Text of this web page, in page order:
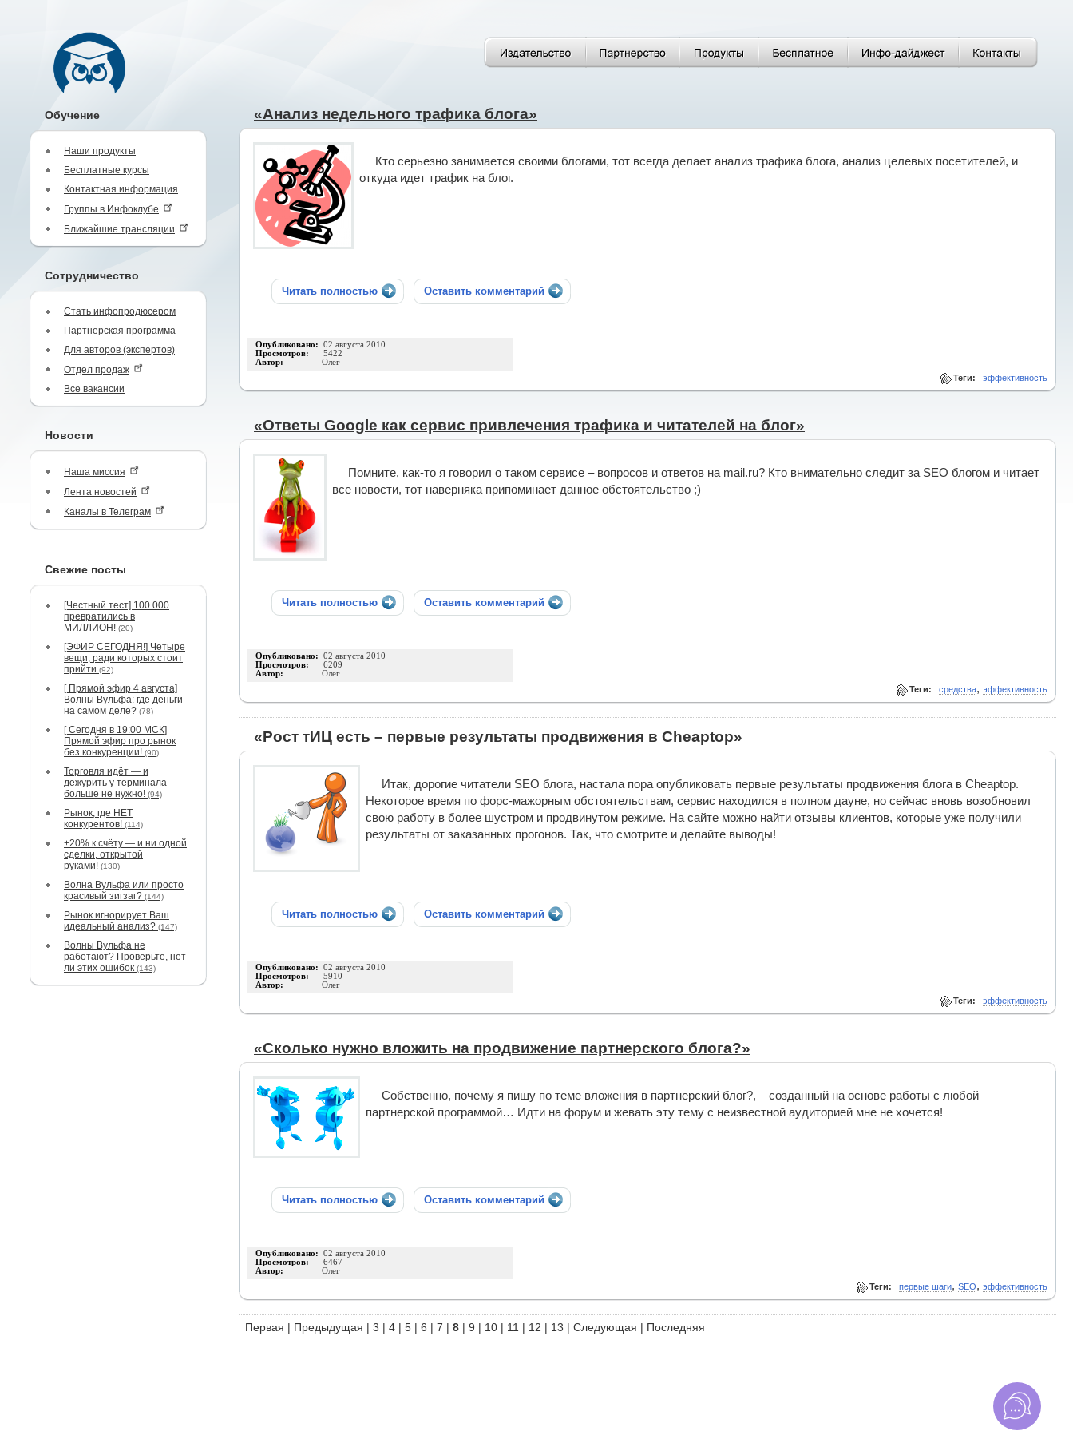
Обучение
Наши продукты
Бесплатные курсы
Контактная информация
Группы в Инфоклубе
Ближайшие трансляции
Сотрудничество
Стать инфопродюсером
Партнерская программа
Для авторов (экспертов)
Отдел продаж
Все вакансии
Новости
Наша миссия
Лента новостей
Каналы в Телеграм
Свежие посты
[Честный тест] 100 000
превратились в
МИЛЛИОН! (20)
[ЭФИР СЕГОДНЯ!] Четыре
вещи, ради которых стоит
прийти (92)
[ Прямой эфир 4 августа]
Волны Вульфа: где деньги
на самом деле? (78)
[ Сегодня в 19:00 МСК]
Прямой эфир про рынок
без конкуренции! (90)
Торговля идёт — и
дежурить у терминала
больше не нужно! (94)
Рынок, где НЕТ
конкурентов! (114)
+20% к счёту — и ни одной
сделки, открытой
руками! (130)
Волна Вульфа или просто
красивый зигзаг? (144)
Рынок игнорирует Ваш
идеальный анализ? (147)
Волны Вульфа не
работают? Проверьте, нет
ли этих ошибок (143)
«Анализ недельного трафика блога»
Кто серьезно занимается своими блогами, тот всегда делает анализ трафика блога, анализ целевых посетителей, и
откуда идет трафик на блог.
Читать полностью Оставить комментарий
Опубликовано: 02 августа 2010
Просмотров: 5422
Автор: Олег
Теги: эффективность
«Ответы Google как сервис привлечения трафика и читателей на блог»
Помните, как-то я говорил о таком сервисе – вопросов и ответов на mail.ru? Кто внимательно следит за SEO блогом и читает
все новости, тот наверняка припоминает данное обстоятельство ;)
Читать полностью Оставить комментарий
Опубликовано: 02 августа 2010
Просмотров: 6209
Автор: Олег
Теги: средства, эффективность
«Рост тИЦ есть – первые результаты продвижения в Cheaptop»
Итак, дорогие читатели SEO блога, настала пора опубликовать первые результаты продвижения блога в Cheaptop.
Некоторое время по форс-мажорным обстоятельствам, сервис находился в полном дауне, но сейчас вновь возобновил
свою работу в более шустром и продвинутом режиме. На сайте можно найти отзывы клиентов, которые уже получили
результаты от заказанных прогонов. Так, что смотрите и делайте выводы!
Читать полностью Оставить комментарий
Опубликовано: 02 августа 2010
Просмотров: 5910
Автор: Олег
Теги: эффективность
«Сколько нужно вложить на продвижение партнерского блога?»
Собственно, почему я пишу по теме вложения в партнерский блог?, – созданный на основе работы с любой
партнерской программой… Идти на форум и жевать эту тему с неизвестной аудиторией мне не хочется!
Читать полностью Оставить комментарий
Опубликовано: 02 августа 2010
Просмотров: 6467
Автор: Олег
Теги: первые шаги, SEO, эффективность
Первая | Предыдущая | 3 | 4 | 5 | 6 | 7 | 8 | 9 | 10 | 11 | 12 | 13 | Следующая | Последняя